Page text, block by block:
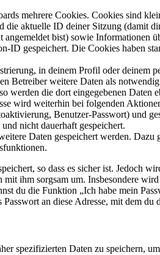
mehrere Cookies. Cookies sind
die aktuelle ID deiner Sitzung (damit
bist) sowie
ID gespeichert. Die Cookies haben
in deinem Profil oder deinem
Betreiber weitere Daten als
werden die dort eingegebenen
wird weiterhin bei folgenden
Benutzer-Passwort) und
nicht dauerhaft gespeichert.
Daten gespeichert werden.
so dass es sicher ist. Jedoch
ihm sorgsam um. Insbesondere
du die Funktion „Ich habe mein
an diese Adresse, mit dem du
spezifizierten Daten zu speichern,